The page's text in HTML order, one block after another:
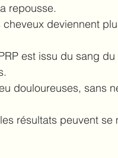
repousse.
deviennent
est issu du sang
douloureuses, sans
résultats peuvent se